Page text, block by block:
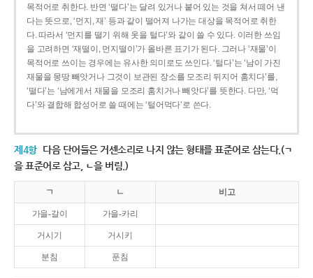
목적어로 취한다. 반면 ‘떨다’는 달려 있거나 붙어 있는 것을 쳐서 떼어 낸
다는 뜻으로, ‘먼지, 재’ 등과 같이 떨어져 나가는 대상을 목적어로 취한
다. 따라서 ‘먼지를 떨기 위해 옷을 털다’와 같이 쓸 수 있다. 이러한 쓰임
을 고려하면 ‘재떨이, 먼지떨이’가 올바른 표기가 된다. 그러나 ‘재물’이
목적어로 쓰이는 경우에는 유사한 의미로도 쓰인다. ‘털다’는 ‘남이 가진
재물을 몽땅 빼앗거나 그것이 보관된 장소를 모조리 뒤지어 훔치다’를,
‘떨다’는 ‘남에게서 재물을 모조리 훔치거나 빼앗다’를 뜻한다. 다만, ‘먹
다’와 결합해 합성어로 쓸 때에는 ‘털어먹다’로 쓴다.
제4항 다음 단어들은 거센소리로 나지 않는 형태를 표준어로 삼는다.(ㄱ
을 표준어로 삼고, ㄴ을 버림.)
ㄱ ㄴ 비고
가을-갈이 가을-카리
거시기 거시키
분침 푼침